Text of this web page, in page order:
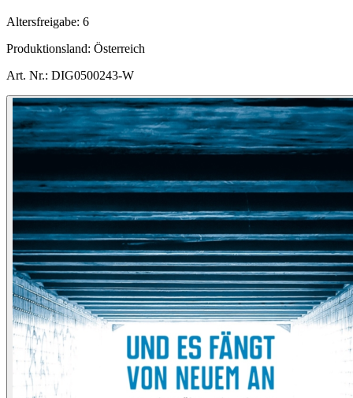
Altersfreigabe: 6
Produktionsland: Österreich
Art. Nr.: DIG0500243-W